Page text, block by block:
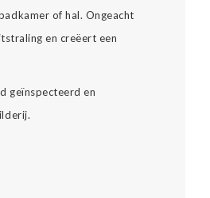
of hal. Ongeacht
en creëert een
geïnspecteerd en